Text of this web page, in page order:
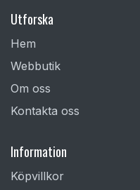
Utforska
Hem
Webbutik
Om oss
Kontakta oss
Information
Köpvillkor